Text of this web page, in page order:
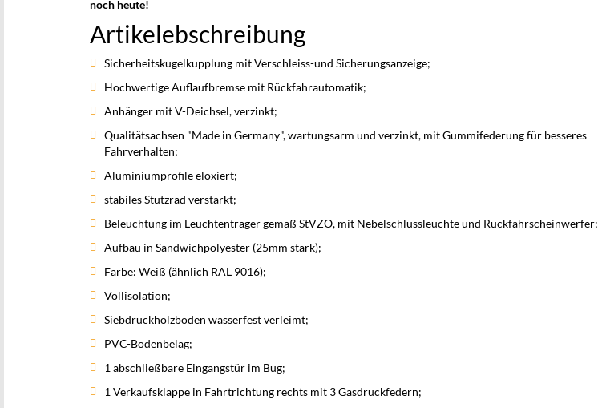
noch heute!
Artikelebschreibung
Sicherheitskugelkupplung mit Verschleiss-und Sicherungsanzeige;
Hochwertige Auflaufbremse mit Rückfahrautomatik;
Anhänger mit V-Deichsel, verzinkt;
Qualitätsachsen "Made in Germany", wartungsarm und verzinkt, mit Gummifederung für besseres
Fahrverhalten;
Aluminiumprofile eloxiert;
stabiles Stützrad verstärkt;
Beleuchtung im Leuchtenträger gemäß StVZO, mit Nebelschlussleuchte und Rückfahrscheinwerfer;
Aufbau in Sandwichpolyester (25mm stark);
Farbe: Weiß (ähnlich RAL 9016);
Vollisolation;
Siebdruckholzboden wasserfest verleimt;
PVC-Bodenbelag;
1 abschließbare Eingangstür im Bug;
1 Verkaufsklappe in Fahrtrichtung rechts mit 3 Gasdruckfedern;